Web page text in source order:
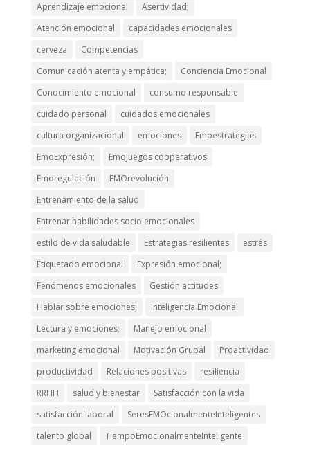
Aprendizaje emocional
Asertividad;
Atención emocional
capacidades emocionales
cerveza
Competencias
Comunicación atenta y empática;
Conciencia Emocional
Conocimiento emocional
consumo responsable
cuidado personal
cuidados emocionales
cultura organizacional
emociones
Emoestrategias
EmoExpresión;
EmoJuegos cooperativos
Emoregulación
EMOrevolución
Entrenamiento de la salud
Entrenar habilidades socio emocionales
estilo de vida saludable
Estrategias resilientes
estrés
Etiquetado emocional
Expresión emocional;
Fenómenos emocionales
Gestión actitudes
Hablar sobre emociones;
Inteligencia Emocional
Lectura y emociones;
Manejo emocional
marketing emocional
Motivación Grupal
Proactividad
productividad
Relaciones positivas
resiliencia
RRHH
salud y bienestar
Satisfacción con la vida
satisfacción laboral
SeresEMOcionalmenteInteligentes
talento global
TiempoEmocionalmenteInteligente